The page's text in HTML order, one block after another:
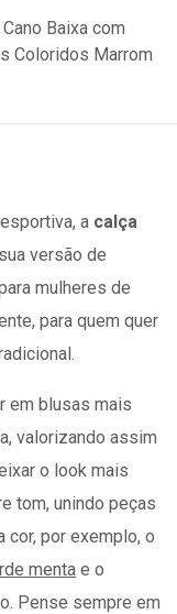
a calça
versão de
mulheres de
para quem quer
em blusas mais
valorizando assim
o look mais
tom, unindo peças
cor, por exemplo, o
menta e o
Pense sempre em